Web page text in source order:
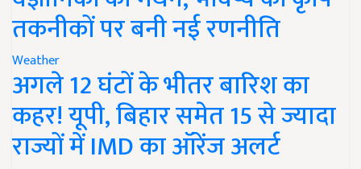
तकनीकों पर बनी नई रणनीति
Weather
अगले 12 घंटों के भीतर बारिश का
कहर! यूपी, बिहार समेत 15 से ज्यादा
राज्यों में IMD का ऑरेंज अलर्ट